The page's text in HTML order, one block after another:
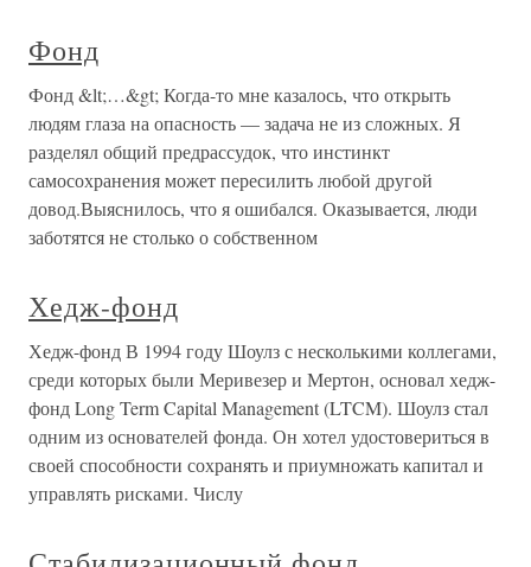
Фонд
Фонд &lt;…&gt; Когда-то мне казалось, что открыть
людям глаза на опасность — задача не из сложных. Я
разделял общий предрассудок, что инстинкт
самосохранения может пересилить любой другой
довод.Выяснилось, что я ошибался. Оказывается, люди
заботятся не столько о собственном
Хедж-фонд
Хедж-фонд В 1994 году Шоулз с несколькими коллегами,
среди которых были Меривезер и Мертон, основал хедж-
фонд Long Term Capital Management (LTCM). Шоулз стал
одним из основателей фонда. Он хотел удостовериться в
своей способности сохранять и приумножать капитал и
управлять рисками. Числу